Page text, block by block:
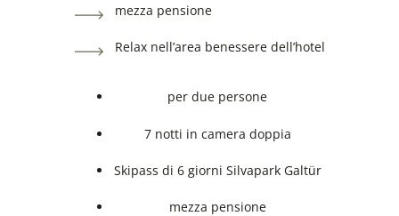
mezza pensione
Relax nell’area benessere dell’hotel
per due persone
7 notti in camera doppia
Skipass di 6 giorni Silvapark Galtür
mezza pensione